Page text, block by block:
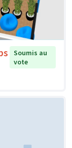
Soumis au
vote